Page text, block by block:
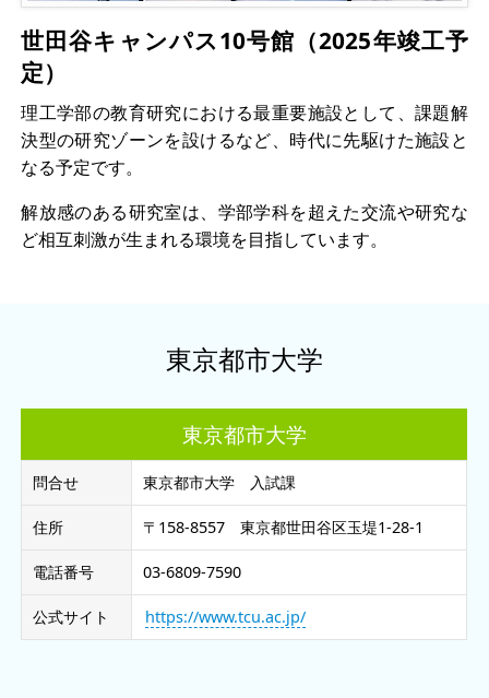
世田谷キャンパス10号館（2025年竣工予
定）
理工学部の教育研究における最重要施設として、課題解
決型の研究ゾーンを設けるなど、時代に先駆けた施設と
なる予定です。
解放感のある研究室は、学部学科を超えた交流や研究な
ど相互刺激が生まれる環境を目指しています。
東京都市大学
東京都市大学
問合せ 東京都市大学 入試課
住所 〒158-8557 東京都世田谷区玉堤1-28-1
電話番号 03-6809-7590
公式サイト https://www.tcu.ac.jp/